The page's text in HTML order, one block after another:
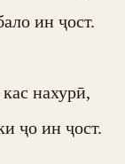
ин ҷост.
нахурӣ,
ҷо ин ҷост.